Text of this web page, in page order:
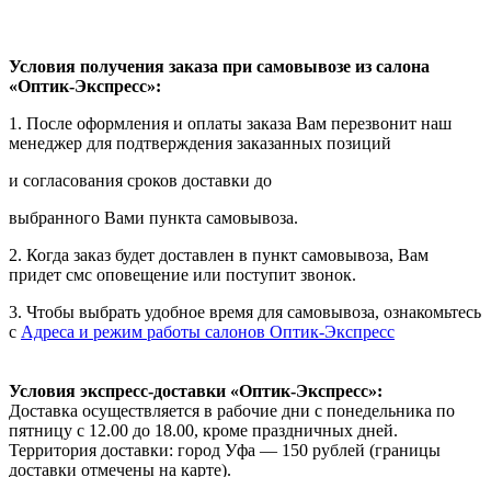
Условия получения заказа при самовывозе из салона
«Оптик-Экспресс»:
1. После оформления и оплаты заказа Вам перезвонит наш
менеджер для подтверждения заказанных позиций
и согласования сроков доставки до
выбранного Вами пункта самовывоза.
2. Когда заказ будет доставлен в пункт самовывоза, Вам
придет смс оповещение или поступит звонок.
3. Чтобы выбрать удобное время для самовывоза, ознакомьтесь
с Адреса и режим работы салонов Оптик-Экспресс
Условия экспресс-доставки «Оптик-Экспресс»:
Доставка осуществляется в рабочие дни с понедельника по
пятницу с 12.00 до 18.00, кроме праздничных дней.
Территория доставки: город Уфа — 150 рублей (границы
доставки отмечены на карте).